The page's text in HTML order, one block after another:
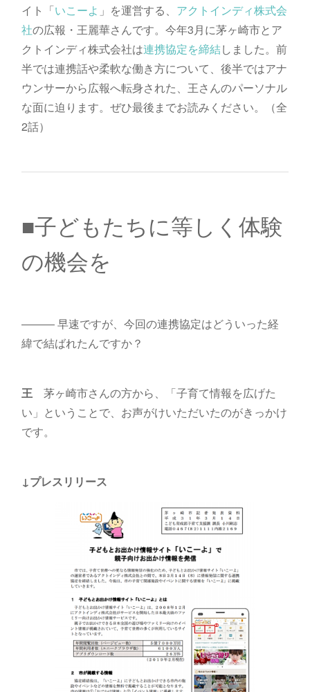
イト「いこーよ 」を運営する、 アクトインディ株式会
社の広報・王麗華さんです。今年3月に茅ヶ崎市とア
クトインディ株式会社は連携協定を締結しました。前
半では連携話や柔軟な働き方について、後半ではアナ
ウンサーから広報へ転身された、王さんのパーソナル
な面に迫ります。ぜひ最後までお読みください。（全
2話）
■子どもたちに等しく体験
の機会を
――― 早速ですが、今回の連携協定はどういった経
緯で結ばれたんですか？
王茅ヶ崎市さんの方から、「子育て情報を広げた
い」ということで、お声がけいただいたのがきっかけ
です。
↓プレスリリース